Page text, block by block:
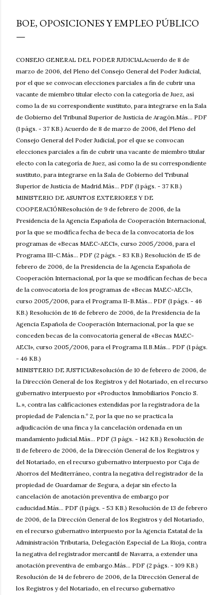
BOE, OPOSICIONES Y EMPLEO PÚBLICO
CONSEJO GENERAL DEL PODER JUDICIALAcuerdo de 8 de
marzo de 2006, del Pleno del Consejo General del Poder Judicial,
por el que se convocan elecciones parciales a fin de cubrir una
vacante de miembro titular electo con la categoría de Juez, así
como la de su correspondiente sustituto, para integrarse en la Sala
de Gobierno del Tribunal Superior de Justicia de Aragón.Más... PDF
(1 págs. - 37 KB.) Acuerdo de 8 de marzo de 2006, del Pleno del
Consejo General del Poder Judicial, por el que se convocan
elecciones parciales a fin de cubrir una vacante de miembro titular
electo con la categoría de Juez, así como la de su correspondiente
sustituto, para integrarse en la Sala de Gobierno del Tribunal
Superior de Justicia de Madrid.Más... PDF (1 págs. - 37 KB.)
MINISTERIO DE ASUNTOS EXTERIORES Y DE
COOPERACIÓNResolución de 9 de febrero de 2006, de la
Presidencia de la Agencia Española de Cooperación Internacional,
por la que se modifica fecha de beca de la convocatoria de los
programas de «Becas MAEC-AECI», curso 2005/2006, para el
Programa III-C.Más... PDF (2 págs. - 83 KB.) Resolución de 15 de
febrero de 2006, de la Presidencia de la Agencia Española de
Cooperación Internacional, por la que se modifican fechas de beca
de la convocatoria de los programas de «Becas MAEC-AECI»,
curso 2005/2006, para el Programa II-B.Más... PDF (1 págs. - 46
KB.) Resolución de 16 de febrero de 2006, de la Presidencia de la
Agencia Española de Cooperación Internacional, por la que se
conceden becas de la convocatoria general de «Becas MAEC-
AECI», curso 2005/2006, para el Programa II.B.Más... PDF (1 págs.
- 46 KB.)
MINISTERIO DE JUSTICIAResolución de 10 de febrero de 2006, de
la Dirección General de los Registros y del Notariado, en el recurso
gubernativo interpuesto por «Productos Inmobiliarios Poncio S.
L.», contra las calificaciones extendidas por la registradora de la
propiedad de Palencia n.º 2, por la que no se practica la
adjudicación de una finca y la cancelación ordenada en un
mandamiento judicial.Más... PDF (3 págs. - 142 KB.) Resolución de
11 de febrero de 2006, de la Dirección General de los Registros y
del Notariado, en el recurso gubernativo interpuesto por Caja de
Ahorros del Mediterráneo, contra la negativa del registrador de la
propiedad de Guardamar de Segura, a dejar sin efecto la
cancelación de anotación preventiva de embargo por
caducidad.Más... PDF (1 págs. - 53 KB.) Resolución de 13 de febrero
de 2006, de la Dirección General de los Registros y del Notariado,
en el recurso gubernativo interpuesto por la Agencia Estatal de la
Administración Tributaria, Delegación Especial de La Rioja, contra
la negativa del registrador mercantil de Navarra, a extender una
anotación preventiva de embargo.Más... PDF (2 págs. - 109 KB.)
Resolución de 14 de febrero de 2006, de la Dirección General de
los Registros y del Notariado, en el recurso gubernativo